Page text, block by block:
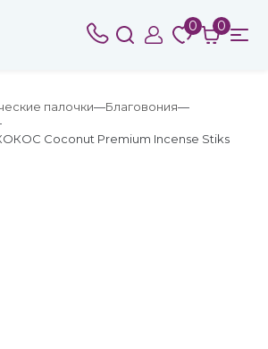
0 0
палочки
Благовония
Coconut Premium Incense Stiks